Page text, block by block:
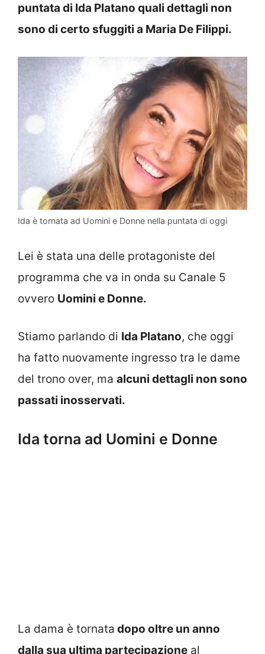
puntata di Ida Platano quali dettagli non
sono di certo sfuggiti a Maria De Filippi.
Ida è tornata ad Uomini e Donne nella puntata di oggi
Lei è stata una delle protagoniste del
programma che va in onda su Canale 5
ovvero Uomini e Donne.
Stiamo parlando di Ida Platano, che oggi
ha fatto nuovamente ingresso tra le dame
del trono over, ma alcuni dettagli non sono
passati inosservati.
Ida torna ad Uomini e Donne
La dama è tornata dopo oltre un anno
dalla sua ultima partecipazione al